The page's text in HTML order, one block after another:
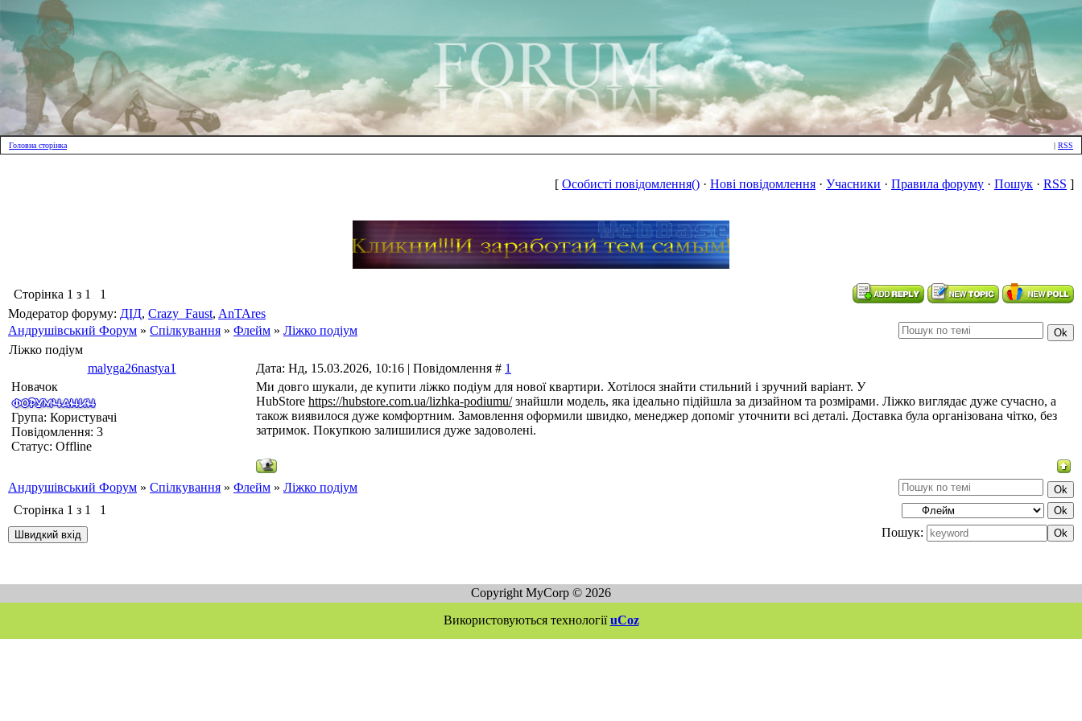
Головна сторінка | RSS
[ Особисті повідомлення() · Нові повідомлення · Учасники · Правила форуму · Пошук · RSS ]
Сторінка 1 з 1
1
Модератор форуму: ДІД, Crazy_Faust, AnTAres
Андрушівський Форум » Спілкування » Флейм » Ліжко подіум
Ліжко подіум
malyga26nastya1
Дата: Нд, 15.03.2026, 10:16 | Повідомлення # 1
Новачок
Група: Користувачі
Повідомлення: 3
Статус: Offline
Ми довго шукали, де купити ліжко подіум для нової квартири. Хотілося знайти стильний і зручний варіант. У
HubStore https://hubstore.com.ua/lizhka-podiumu/знайшли модель, яка ідеально підійшла за дизайном та розмірами. Ліжко виглядає дуже сучасно, а
також виявилося дуже комфортним. Замовлення оформили швидко, менеджер допоміг уточнити всі деталі. Доставка була організована чітко, без
затримок. Покупкою залишилися дуже задоволені.
Андрушівський Форум » Спілкування » Флейм » Ліжко подіум
Сторінка 1 з 1
1
Пошук:
Copyright MyCorp © 2026
Використовуються технологіїuCoz